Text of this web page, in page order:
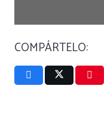
COMPÁRTELO: